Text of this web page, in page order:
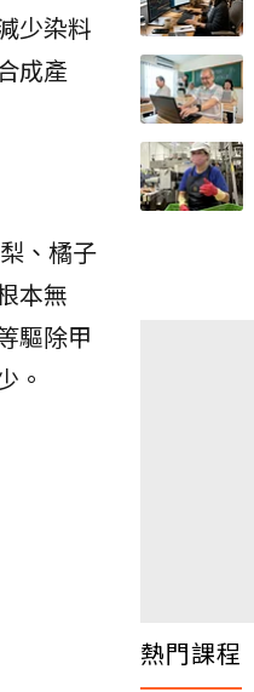
少染料
成產
、橘子
本無
驅除甲
。
熱門課程